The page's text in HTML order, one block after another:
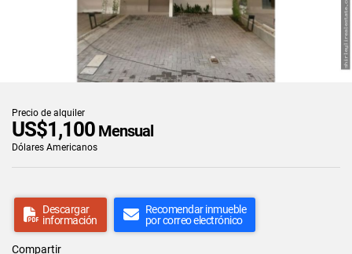
Precio de alquiler
US$1,100 Mensual
Dólares Americanos
Descargar
información
Recomendar inmueble
por correo electrónico
Compartir